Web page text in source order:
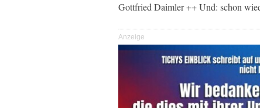
Gottfried Daimler ++ Und: schon
Anzeige